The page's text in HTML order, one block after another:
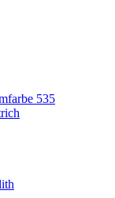
535